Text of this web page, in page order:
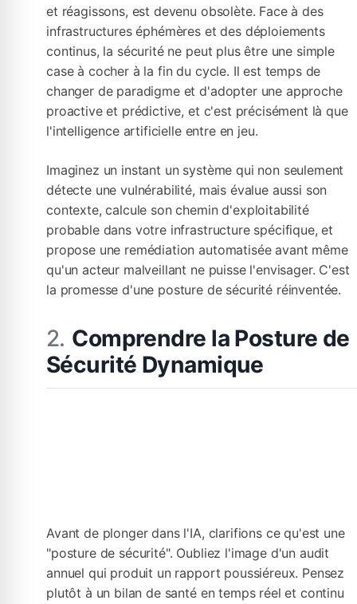
et réagissons, est devenu obsolète. Face à des
infrastructures éphémères et des déploiements
continus, la sécurité ne peut plus être une simple
case à cocher à la fin du cycle. Il est temps de
changer de paradigme et d'adopter une approche
proactive et prédictive, et c'est précisément là que
l'intelligence artificielle entre en jeu.
Imaginez un instant un système qui non seulement
détecte une vulnérabilité, mais évalue aussi son
contexte, calcule son chemin d'exploitabilité
probable dans votre infrastructure spécifique, et
propose une remédiation automatisée avant même
qu'un acteur malveillant ne puisse l'envisager. C'est
la promesse d'une posture de sécurité réinventée.
Comprendre la Posture de
Sécurité Dynamique
Avant de plonger dans l'IA, clarifions ce qu'est une
"posture de sécurité". Oubliez l'image d'un audit
annuel qui produit un rapport poussiéreux. Pensez
plutôt à un bilan de santé en temps réel et continu